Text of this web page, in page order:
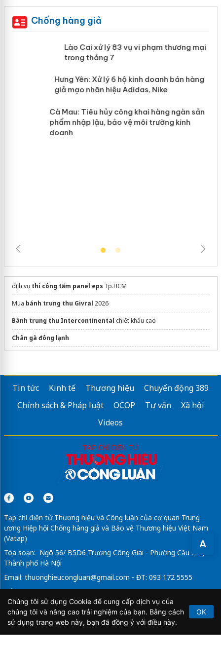
A
Chống hàng giả
Lào Cai xử lý 83 vụ vi phạm thương
mại trong tháng 7
Hưng Yên: Xử lý 6 hộ kinh doanh bán
hàng giả mạo nhãn hiệu Adidas, Nike
dịch vụ thi công tấm panel eps Tp.HCM
Mua bánh trung thu Givral 2026
Bánh trung thu Intercontinental chiết khấu cao
Chân gà đông lạnh
Sửa máy rửa bát bosch
Tin tức Kinh tế Thương hiệu
Chuyển động 389
Chính sách & Pháp luật
OCOP Tư vấn
Xã hội
Videos
Tạp chí điện tử Thương hiệu và Công luận của cơ quan Trung
ương Hiệp hội Chống hàng giả và Bảo vệ Thương hiệu Việt Nam
(Vatap)
Tòa soạn: Ngõ 56/ B5D6 Trương Công Giai - Phường Cầu Giấy -
Thành phố Hà Nội
Email: thuonghieucongluan@gmail.com - ĐT: 093 172 5555
Tổng Biên Tập: Vũ Đức Thuận
Giấy phép hoạt động báo chí điện tử số 64/GP-BTTTT do Bộ
Thông tin và Truyền thông cấp ngày 21/2/2020.
Chúng tôi sử dụng Cookie để cung cấp dịch vụ của
chúng tôi và nâng cao trải nghiệm của bạn. Bằng cách
sử dụng trang web này, bạn đã đồng ý với điều này.
OK